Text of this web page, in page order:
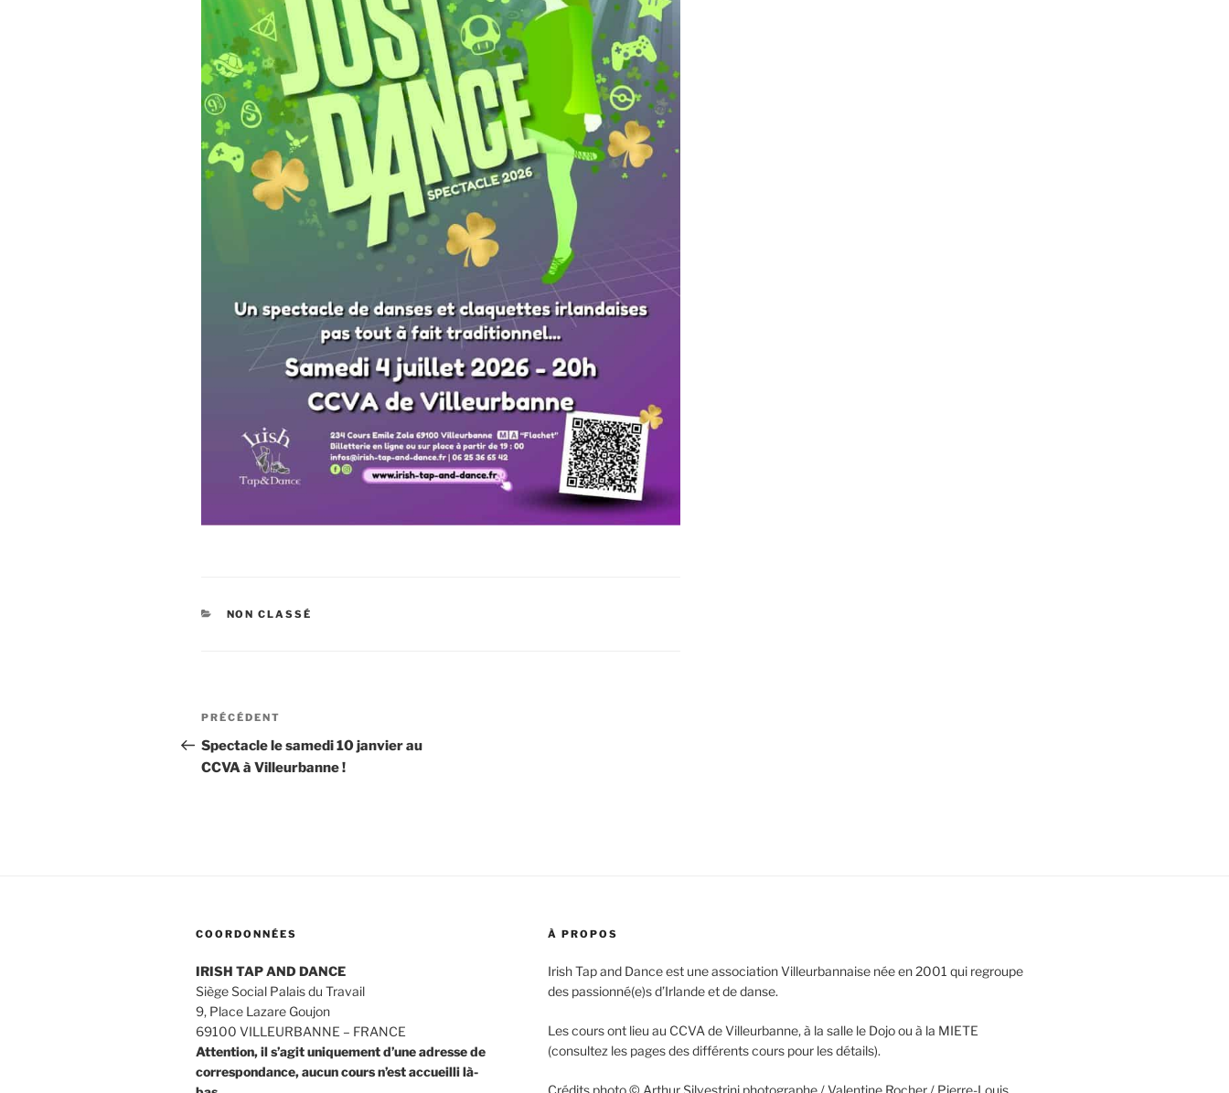
CATÉGORIES
NON CLASSÉ
Navigation
de
l’article
Article
précédent
PRÉCÉDENT
Spectacle le samedi 10 janvier au
CCVA à Villeurbanne !
COORDONNÉES
IRISH TAP AND DANCE
Siège Social Palais du Travail
9, Place Lazare Goujon
69100 VILLEURBANNE – FRANCE
Attention, il s’agit uniquement d’une adresse de
correspondance, aucun cours n’est accueilli là-
À PROPOS
Irish Tap and Dance est une association Villeurbannaise née en 2001 qui regroupe
des passionné(e)s d’Irlande et de danse.
Les cours ont lieu au CCVA de Villeurbanne, à la salle le Dojo ou à la MIETE
(consultez les pages des différents cours pour les détails).